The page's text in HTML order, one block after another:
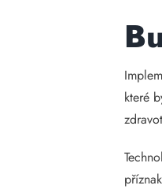
které